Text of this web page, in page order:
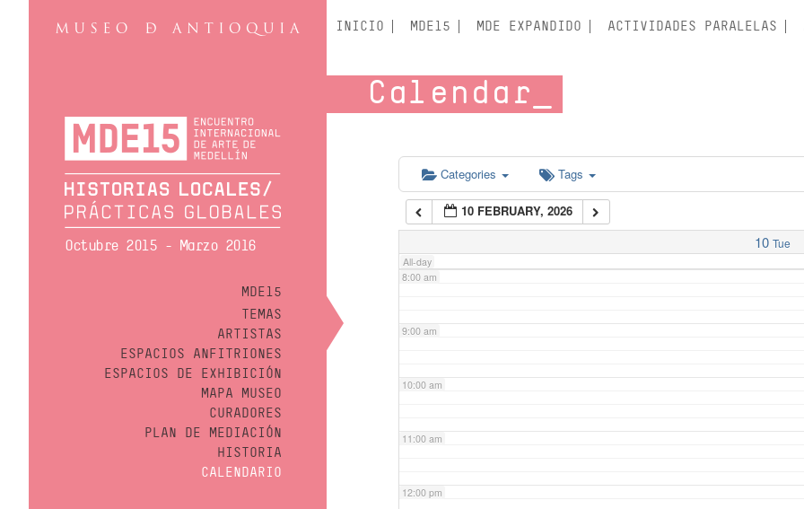
Octubre 2015 - Marzo 2016
MDE15
TEMAS
ARTISTAS
ESPACIOS ANFITRIONES
ESPACIOS DE EXHIBICIÓN
MAPA MUSEO
CURADORES
PLAN DE MEDIACIÓN
HISTORIA
CALENDARIO
INICIO MDE15 MDE EXPANDIDO ACTIVIDADES PARALELAS
Calendar
Categories Tags
10 FEBRUARY, 2026
10 Tue
All-day
5:00 am
6:00 am
7:00 am
8:00 am
9:00 am
10:00 am
11:00 am
12:00 pm